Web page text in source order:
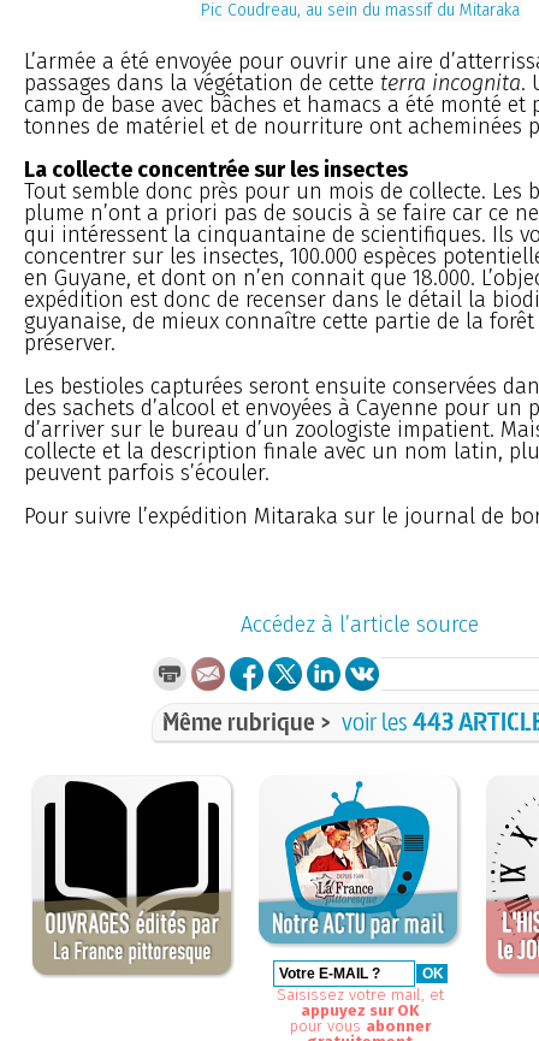
Pic Coudreau, au sein du massif du Mitaraka
L’armée a été envoyée pour ouvrir une aire
passages dans la végétation de cette terra incognita.
camp de base avec bâches et hamacs a été monté et
tonnes de matériel et de nourriture ont acheminées
La collecte concentrée sur les insectes
Tout semble donc près pour un mois de collecte. Les
plume n’ont a priori pas de soucis à se faire car ce
qui intéressent la cinquantaine de scientifiques. Ils
concentrer sur les insectes, 100.000 espèces
en Guyane, et dont on n’en connait que 18.000.
expédition est donc de recenser dans le détail la
guyanaise, de mieux connaître cette partie de la
préserver.
Les bestioles capturées seront ensuite conservées
des sachets d’alcool et envoyées à Cayenne pour un
d’arriver sur le bureau d’un zoologiste impatient.
collecte et la description finale avec un nom latin,
peuvent parfois s’écouler.
Pour suivre l’expédition Mitaraka sur le journal de
Accédez à l’article source
Même rubrique > voir les443
Saisissez votre mail, et
appuyez sur OK
pour vous abonner